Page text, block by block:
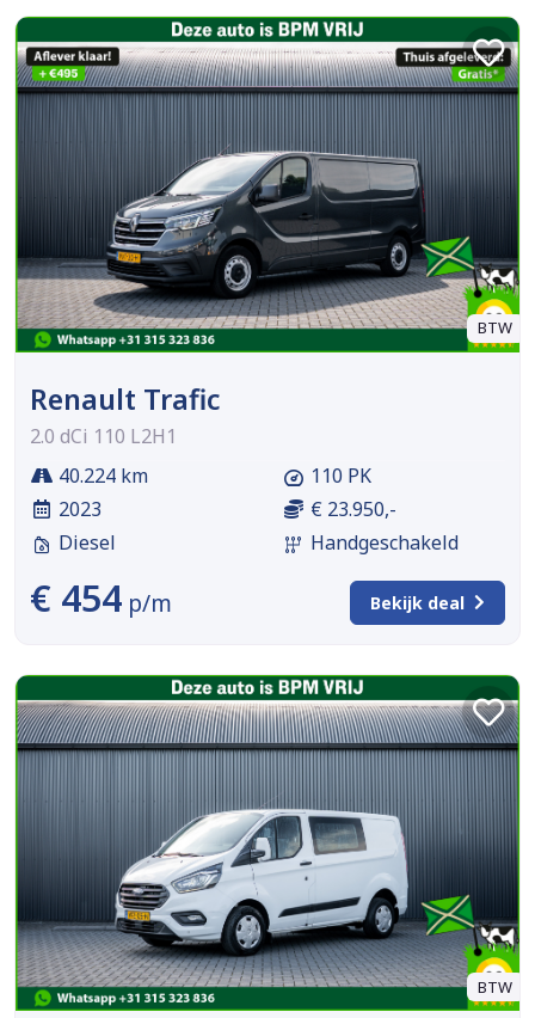
BTW
Renault Trafic
2.0 dCi 110 L2H1
40.224 km
2023
Diesel
110 PK
€ 23.950,-
Handgeschakeld
€ 454 p/m Bekijk deal
BTW